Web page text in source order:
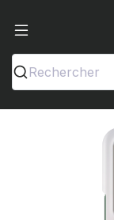
Rechercher